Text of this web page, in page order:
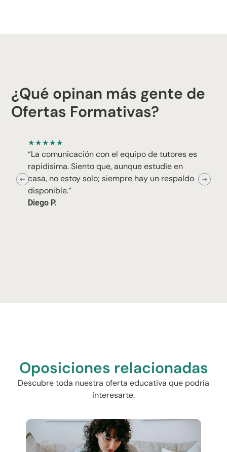
¿Qué opinan más gente de
Ofertas Formativas?
★★★★★
“La comunicación con el equipo de tutores es
rapidísima. Siento que, aunque estudie en
casa, no estoy solo; siempre hay un respaldo
disponible.”
Diego P.
Oposiciones relacionadas
Descubre toda nuestra oferta educativa que podría
interesarte.